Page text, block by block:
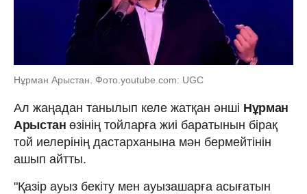
Нұрман Арыстан. Фото.youtube.com: UGC
Ал жаңадан танылып келе жатқан әнші Нұрман
Арыстан өзінің тойларға жиі баратынын бірақ
той иелерінің дастарханына мән бермейтінін
ашып айтты.
"Қазір ауыз бекіту мен ауызашарға асығатын